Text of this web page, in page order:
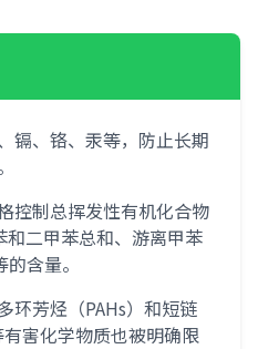
镉、铬、汞等，防止长期
控制总挥发性有机化合物
和二甲苯总和、游离甲苯
含量。
环芳烃（PAHs）和短链
害化学物质也被明确限